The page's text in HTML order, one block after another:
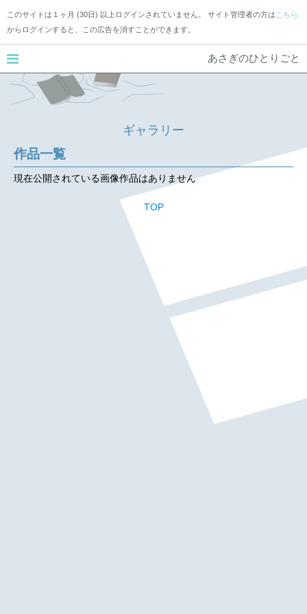
このサイトは１ヶ月 (30日) 以上ログインされていません。 サイト管理者の方は こちら
からログインすると、この広告を消すことができます。
あさぎのひとりごと
ギャラリー
作品一覧
現在公開されている画像作品はありません
TOP